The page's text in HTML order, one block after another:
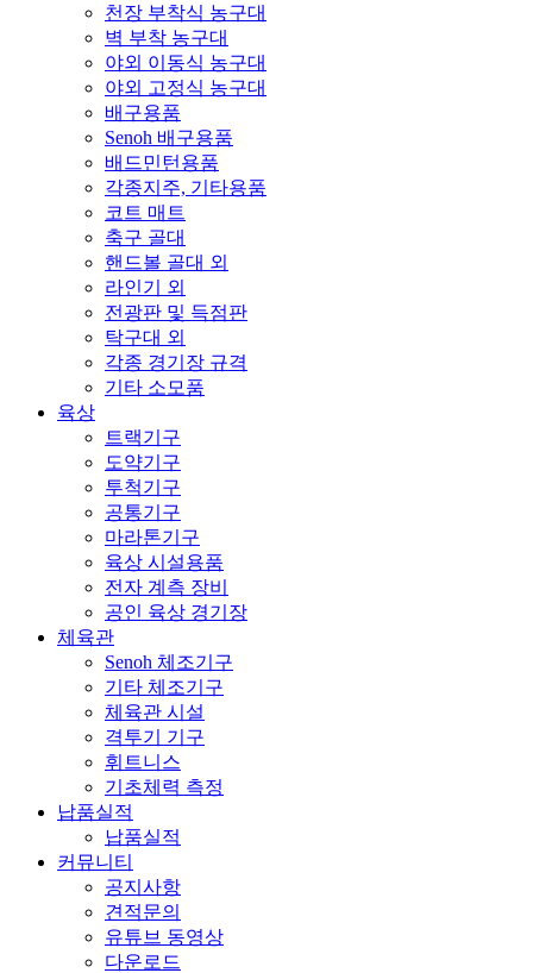
천장 부착식 농구대
벽 부착 농구대
야외 이동식 농구대
야외 고정식 농구대
배구용품
Senoh 배구용품
배드민턴용품
각종지주, 기타용품
코트 매트
축구 골대
핸드볼 골대 외
라인기 외
전광판 및 득점판
탁구대 외
각종 경기장 규격
기타 소모품
육상
트랙기구
도약기구
투척기구
공통기구
마라톤기구
육상 시설용품
전자 계측 장비
공인 육상 경기장
체육관
Senoh 체조기구
기타 체조기구
체육관 시설
격투기 기구
휘트니스
기초체력 측정
납품실적
납품실적
커뮤니티
공지사항
견적문의
유튜브 동영상
다운로드